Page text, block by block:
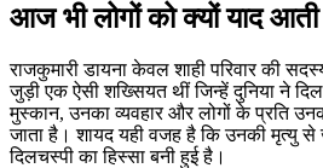
आज भी लोगों को क्यों याद आती
राजकुमारी डायना केवल शाही परिवार की
जुड़ी एक ऐसी शख्सियत थीं जिन्हें दुनिया ने
मुस्कान, उनका व्यवहार और लोगों के प्रति
जाता है। शायद यही वजह है कि उनकी मृत्यु से
दिलचस्पी का हिस्सा बनी हुई है।